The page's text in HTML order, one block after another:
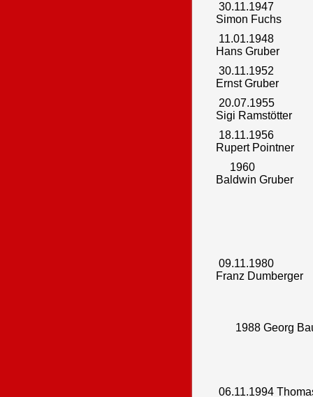
30.11.1947
Simon Fuchs
11.01.1948
Hans Gruber
30.11.1952
Ernst Gruber
20.07.1955
Sigi Ramstötter
18.11.1956
Rupert Pointner
1960
Baldwin Gruber
09.11.1980
Franz Dumberger
1988 Georg
06.11.1994